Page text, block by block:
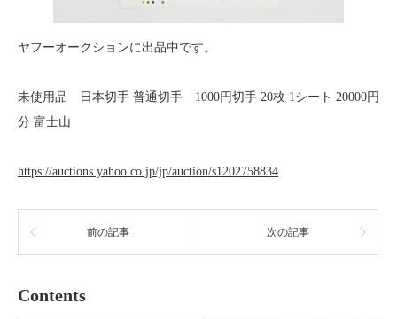
ヤフーオークションに出品中です。
未使用品 日本切手 普通切手 1000円切手 20枚 1シート 20000円
分 富士山
https://auctions.yahoo.co.jp/jp/auction/s1202758834
前の記事 次の記事
Contents